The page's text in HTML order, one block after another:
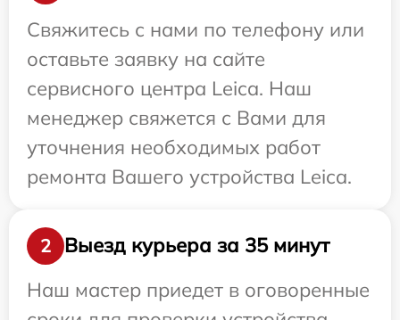
Свяжитесь с нами по телефону или
оставьте заявку на сайте
сервисного центра Leica. Наш
менеджер свяжется с Вами для
уточнения необходимых работ
ремонта Вашего устройства Leica.
2
Выезд курьера за 35 минут
Наш мастер приедет в оговоренные